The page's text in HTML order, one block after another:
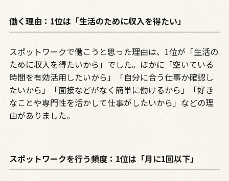
働く理由：1位は「生活のために収入を得たい」
スポットワークで働こうと思った理由は、1位が「生活の
ために収入を得たいから」でした。ほかに「空いている
時間を有効活用したいから」「自分に合う仕事か確認し
たいから」「面接などがなく簡単に働けるから」「好き
なことや専門性を活かして仕事がしたいから」などの理
由がありました。
スポットワークを行う頻度：1位は「月に1回以下」